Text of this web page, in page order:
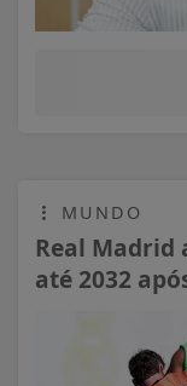
MUNDO
Real Madrid
até 2032